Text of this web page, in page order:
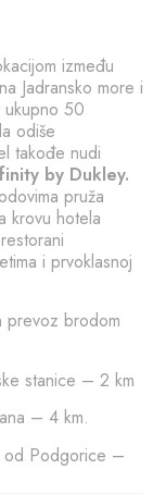
između
Jadransko more i
ukupno 50
odiše
takođe nudi
by Dukley.
pruža
krovu hotela
i prvoklasnoj
prevoz brodom
stanice – 2 km
– 4 km.
od Podgorice –